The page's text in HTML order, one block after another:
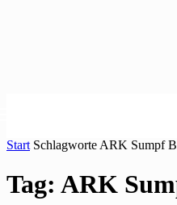
Start Schlagworte ARK Sumpf
Tag: ARK